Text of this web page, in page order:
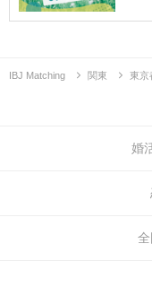
IBJ Matching 関東 東京
婚